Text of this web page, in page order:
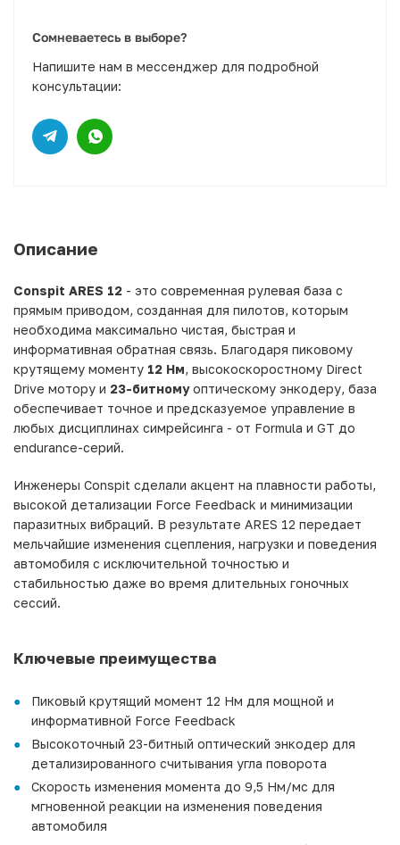
Сомневаетесь в выборе?
Напишите нам в мессенджер для подробной
консультации:
Описание
Conspit ARES 12 - это современная рулевая база с
прямым приводом, созданная для пилотов, которым
необходима максимально чистая, быстрая и
информативная обратная связь. Благодаря пиковому
крутящему моменту 12 Нм, высокоскоростному Direct
Drive мотору и 23-битномуоптическому энкодеру, база
обеспечивает точное и предсказуемое управление в
любых дисциплинах симрейсинга - от Formula и GT до
endurance-серий.
Инженеры Conspit сделали акцент на плавности работы,
высокой детализации Force Feedback и минимизации
паразитных вибраций. В результате ARES 12 передает
мельчайшие изменения сцепления, нагрузки и поведения
автомобиля с исключительной точностью и
стабильностью даже во время длительных гоночных
сессий.
Ключевые преимущества
Пиковый крутящий момент 12 Нм для мощной и
информативной Force Feedback
Высокоточный 23-битный оптический энкодер для
детализированного считывания угла поворота
Скорость изменения момента до 9,5 Нм/мс для
мгновенной реакции на изменения поведения
автомобиля